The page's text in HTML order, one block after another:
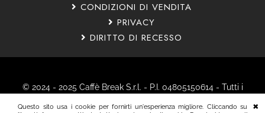
Questo sito usa i cookie per fornirti un'esperienza migliore. Cliccando su
CONDIZIONI DI VENDITA
PRIVACY
DIRITTO DI RECESSO
© 2024 - 2025 Caffè Break S.r.l. - P.I. 04805150614 - Tutti i